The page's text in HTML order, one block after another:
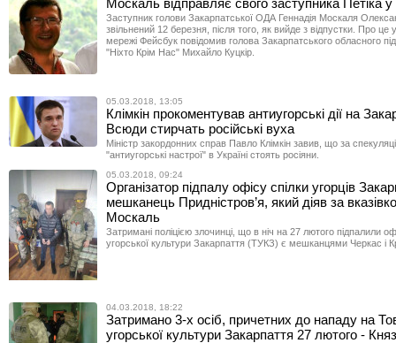
Москаль відправляє свого заступника Петіка у
Заступник голови Закарпатської ОДА Геннадія Москаля
звільнений 12 березня, після того, як вийде з відпустки. Про це
мережі Фейсбук повідомив голова Закарпатського обласного
"Ніхто Крім Нас" Михайло Куцкір.
05.03.2018, 13:05
Клімкін прокоментував антиугорські дії на
Всюди стирчать російські вуха
Міністр закордонних справ Павло Клімкін завив, що за
"антиугорські настрої" в Україні стоять росіяни.
05.03.2018, 09:24
Організатор підпалу офісу спілки угорців
мешканець Придністров’я, який діяв за
Москаль
Затримані поліцією злочинці, що в ніч на 27 лютого підпалили
угорської культури Закарпаття (ТУКЗ) є мешканцями Черкас і
04.03.2018, 18:22
Затримано 3-х осіб, причетних до нападу на
угорської культури Закарпаття 27 лютого -